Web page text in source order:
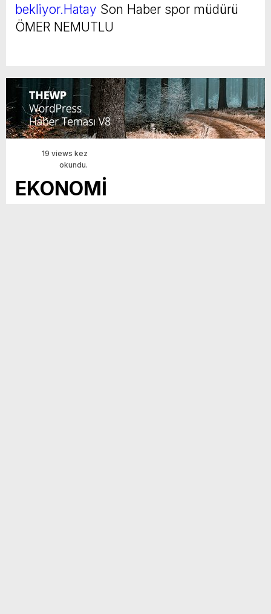
bekliyor.Hatay Son Haber spor müdürü
ÖMER NEMUTLU
19 views kez
okundu.
EKONOMİ